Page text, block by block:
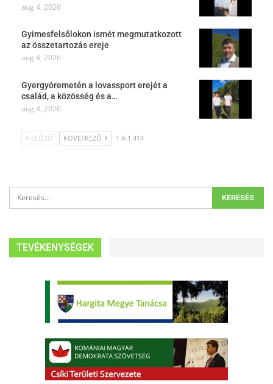
aug 4, 2026
Gyimesfelsőlokon ismét megmutatkozott
az összetartozás ereje
aug 4, 2026
Gyergyóremetén a lovassport erejét a
család, a közösség és a…
aug 4, 2026
ELŐZŐ KÖVETKEZŐ 1 A 1 414
TEVÉKENYSÉGEK